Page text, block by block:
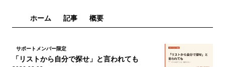
ホーム 記事 概要
サポートメンバー限定
「リストから自分で探せ」と言われても